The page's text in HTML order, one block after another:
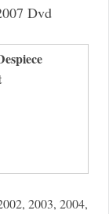
Dvd
2003, 2004,